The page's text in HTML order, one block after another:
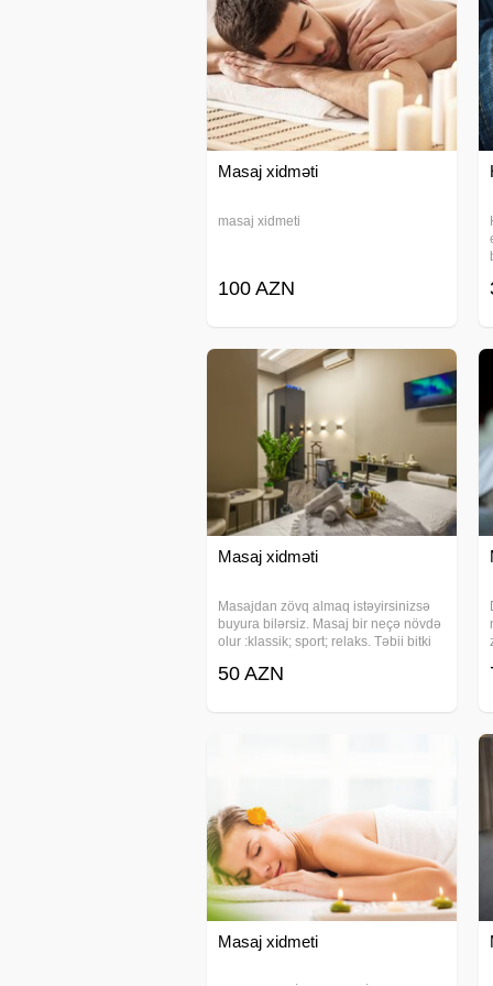
Masaj xidməti
masaj xidmeti
100 AZN
Masaj xidməti
Masajdan zövq almaq istəyirsinizsə
buyura bilərsiz. Masaj bir neçə növdə
olur :klassik; sport; relaks. Təbii bitki
Ayaq masajı professional şəkildə
50 AZN
Masaj xidmeti